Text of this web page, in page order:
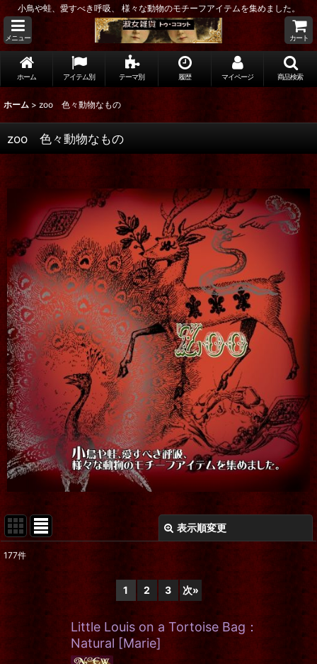
小鳥や蛙、愛すべき呼吸、 様々な動物のモチーフアイテムを集めました。
メニュー カート
ホーム アイテム別 テーマ別 履歴 マイページ 商品検索
ホーム > zoo 色々動物なもの
zoo 色々動物なもの
表示順変更
177件
1 2 3 次»
Little Louis on a Tortoise Bag：
Natural [Marie]